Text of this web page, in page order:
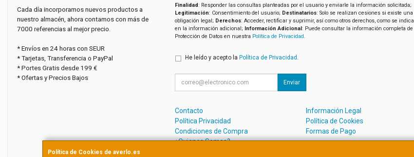
Política de Cookies de averlo.es
Cada día incorporamos nuevos productos a
nuestro almacén, ahora contamos con más de
7000 referencias al mejor precio.
* Envíos en 24 horas con SEUR
* Tarjetas, Transferencia o PayPal
* Portes Gratis desde 199 €
* Ofertas y Precios Bajos
Finalidad: Responder las consultas planteadas por el usuario y enviarle la información solicitada;
Legitimación: Consentimiento del usuario; Destinatarios: Solo se realizan cesiones si existe una
obligación legal; Derechos: Acceder, rectificar y suprimir, así como otros derechos, como se indica
en la información adicional; Información Adicional: Puede consultar la información completa de
Protección de Datos en nuestra Política de Privacidad
He leído y acepto la Política de Privacidad .
Enviar
Contacto
Información Legal
Política Privacidad
Política de Cookies
Condiciones de Compra
Formas de Pago
¿Quienes Somos?